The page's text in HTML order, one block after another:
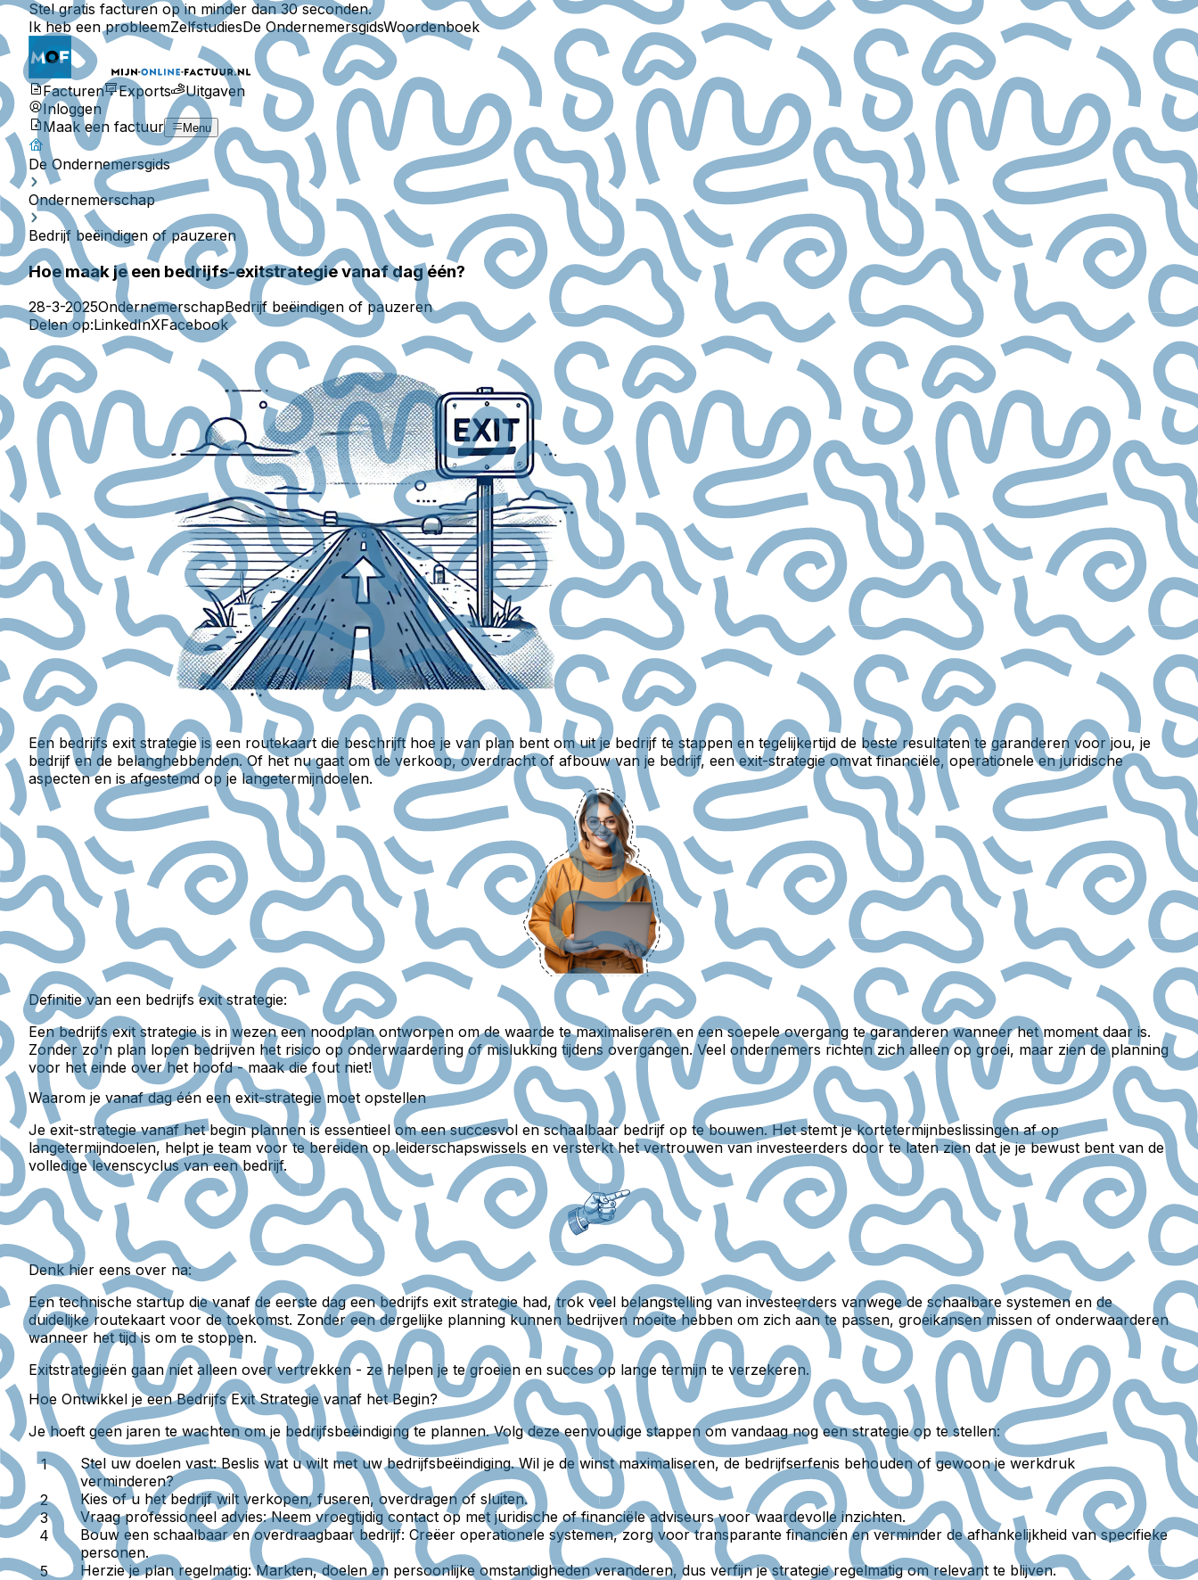
Stel gratis facturen op in minder dan 30 seconden.
Ik heb een probleemZelfstudiesDe OndernemersgidsWoordenboek
Facturen Exports
Uitgaven
Inloggen
Maak een factuur
Menu
De Ondernemersgids
Ondernemerschap
Bedrijf beëindigen of pauzeren
Hoe maak je een bedrijfs-exitstrategie vanaf dag één?
28-3-2025OndernemerschapBedrijf beëindigen of pauzeren
Delen op:LinkedInXFacebook
Een bedrijfs exit strategie is een routekaart die beschrijft hoe je van plan bent om uit je bedrijf te stappen en tegelijkertijd de beste resultaten te garanderen voor jou, je
bedrijf en de belanghebbenden. Of het nu gaat om de verkoop, overdracht of afbouw van je bedrijf, een exit-strategie omvat financiële, operationele en juridische
aspecten en is afgestemd op je langetermijndoelen.
Definitie van een bedrijfs exit strategie:
Een bedrijfs exit strategie is in wezen een noodplan ontworpen om de waarde te maximaliseren en een soepele overgang te garanderen wanneer het moment daar is.
Zonder zo'n plan lopen bedrijven het risico op onderwaardering of mislukking tijdens overgangen. Veel ondernemers richten zich alleen op groei, maar zien de planning
voor het einde over het hoofd - maak die fout niet!
Waarom je vanaf dag één een exit-strategie moet opstellen
Je exit-strategie vanaf het begin plannen is essentieel om een succesvol en schaalbaar bedrijf op te bouwen. Het stemt je kortetermijnbeslissingen af op
langetermijndoelen, helpt je team voor te bereiden op leiderschapswissels en versterkt het vertrouwen van investeerders door te laten zien dat je je bewust bent van de
volledige levenscyclus van een bedrijf.
Denk hier eens over na:
Een technische startup die vanaf de eerste dag een bedrijfs exit strategie had, trok veel belangstelling van investeerders vanwege de schaalbare systemen en de
duidelijke routekaart voor de toekomst. Zonder een dergelijke planning kunnen bedrijven moeite hebben om zich aan te passen, groeikansen missen of onderwaarderen
wanneer het tijd is om te stoppen.
Exitstrategieën gaan niet alleen over vertrekken - ze helpen je te groeien en succes op lange termijn te verzekeren.
Hoe Ontwikkel je een Bedrijfs Exit Strategie vanaf het Begin?
Je hoeft geen jaren te wachten om je bedrijfsbeëindiging te plannen. Volg deze eenvoudige stappen om vandaag nog een strategie op te stellen:
Stel uw doelen vast:Beslis wat u wilt met uw bedrijfsbeëindiging. Wil je de winst maximaliseren, de bedrijfserfenis behouden of gewoon je werkdruk
verminderen?
Kies of u het bedrijf wilt verkopen, fuseren, overdragen of sluiten.
Vraag professioneel advies:Neem vroegtijdig contact op met juridische of financiële adviseurs voor waardevolle inzichten.
Bouw een schaalbaar en overdraagbaar bedrijf: Creëer operationele systemen, zorg voor transparante financiën en verminder de afhankelijkheid van specifieke
personen.
Herzie je plan regelmatig:Markten, doelen en persoonlijke omstandigheden veranderen, dus verfijn je strategie regelmatig om relevant te blijven.